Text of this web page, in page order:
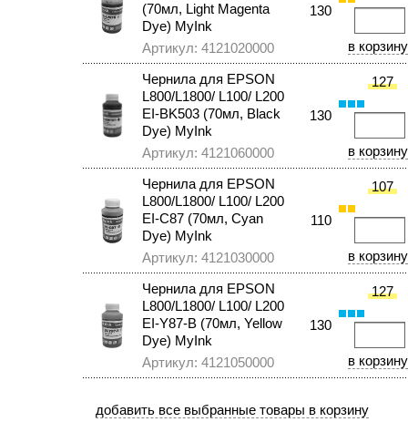
(70мл, Light Magenta
Dye) MyInk
Артикул: 4121020000
130
Чернила для EPSON
L800/L1800/ L100/ L200
EI-BK503 (70мл, Black
Dye) MyInk
Артикул: 4121060000
130
127
Чернила для EPSON
L800/L1800/ L100/ L200
EI-C87 (70мл, Cyan
Dye) MyInk
Артикул: 4121030000
110
107
Чернила для EPSON
L800/L1800/ L100/ L200
EI-Y87-B (70мл, Yellow
Dye) MyInk
Артикул: 4121050000
130
127